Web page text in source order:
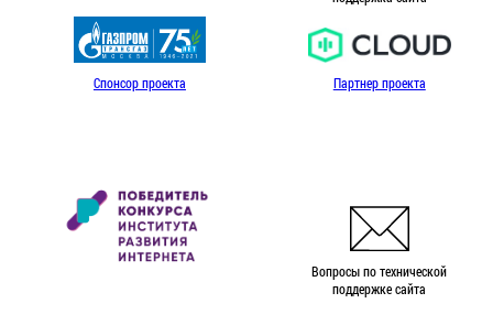
Спонсор проекта Партнер проекта
Вопросы по технической
поддержке сайта